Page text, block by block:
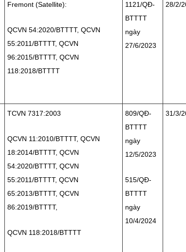
Fremont (Satellite):
QCVN 54:2020/BTTTT, QCVN
55:2011/BTTTT, QCVN
96:2015/BTTTT, QCVN
118:2018/BTTTT
1121/QĐ-
BTTTT
ngày
27/6/2023
28/2/
TCVN 7317:2003
QCVN 11:2010/BTTTT, QCVN
18:2014/BTTTT, QCVN
54:2020/BTTTT, QCVN
55:2011/BTTTT, QCVN
65:2013/BTTTT, QCVN
86:2019/BTTTT,
QCVN 118:2018/BTTTT
809/QĐ-
BTTTT
ngày
12/5/2023
515/QĐ-
BTTTT
ngày
10/4/2024
31/3/